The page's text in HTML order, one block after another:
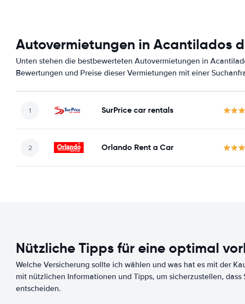
Autovermietungen in Acantilados
Unten stehen die bestbewerteten Autovermietungen in
Bewertungen und Preise dieser Vermietungen mit einer
SurPrice car rentals
Orlando Rent a Car
Nützliche Tipps für eine optimal
Welche Versicherung sollte ich wählen und was hat es mit der
mit nützlichen Informationen und Tipps, um sicherzustellen,
entscheiden.